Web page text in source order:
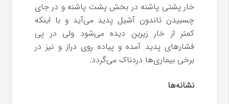
خار پشتی پاشنه در بخش پشت پاشنه و در جای
چسبیدن تاندون آشیل پدید می‌آید و با اینکه
کمتر از خار زیرین دیده می‌شود ولی در پی
فشارهای پدید آمده و پیاده روی دراز و نیز در
برخی بیماری‌ها دردناک می‌گردد.
نشانه‌ها